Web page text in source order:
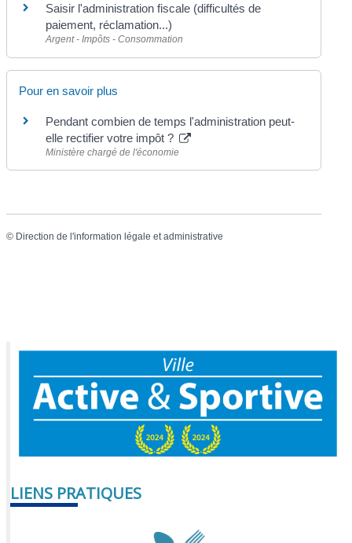
Saisir l'administration fiscale (difficultés de
paiement, réclamation...)
Argent - Impôts - Consommation
Pour en savoir plus
Pendant combien de temps l'administration peut-
elle rectifier votre impôt ?
Ministère chargé de l'économie
© Direction de l'information légale et administrative
LIENS PRATIQUES